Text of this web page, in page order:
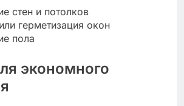
стен и потолков
герметизация окон
пола
экономного